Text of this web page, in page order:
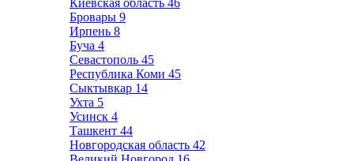
Киевская область 46
Бровары 9
Ирпень 8
Буча 4
Севастополь 45
Республика Коми 45
Сыктывкар 14
Ухта 5
Усинск 4
Ташкент 44
Новгородская область 42